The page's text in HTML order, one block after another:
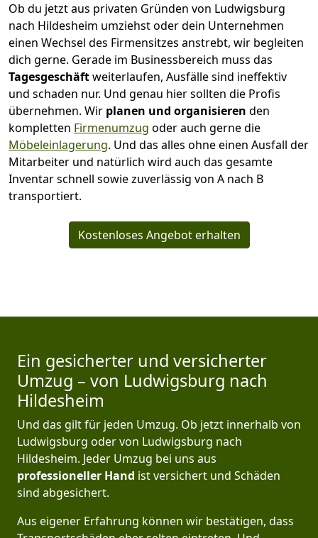
Ob du jetzt aus privaten Gründen von Ludwigsburg
nach Hildesheim umziehst oder dein Unternehmen
einen Wechsel des Firmensitzes anstrebt, wir begleiten
dich gerne. Gerade im Businessbereich muss das
Tagesgeschäftweiterlaufen, Ausfälle sind ineffektiv
und schaden nur. Und genau hier sollten die Profis
übernehmen. Wir planen und organisieren den
kompletten Firmenumzug oder auch gerne die
Möbeleinlagerung. Und das alles ohne einen Ausfall der
Mitarbeiter und natürlich wird auch das gesamte
Inventar schnell sowie zuverlässig von A nach B
transportiert.
Kostenloses Angebot erhalten
Ein gesicherter und versicherter
Umzug – von Ludwigsburg nach
Hildesheim
Und das gilt für jeden Umzug. Ob jetzt innerhalb von
Ludwigsburg oder von Ludwigsburg nach
Hildesheim. Jeder Umzug bei uns aus
professioneller Hand ist versichert und Schäden
sind abgesichert.
Aus eigener Erfahrung können wir bestätigen, dass